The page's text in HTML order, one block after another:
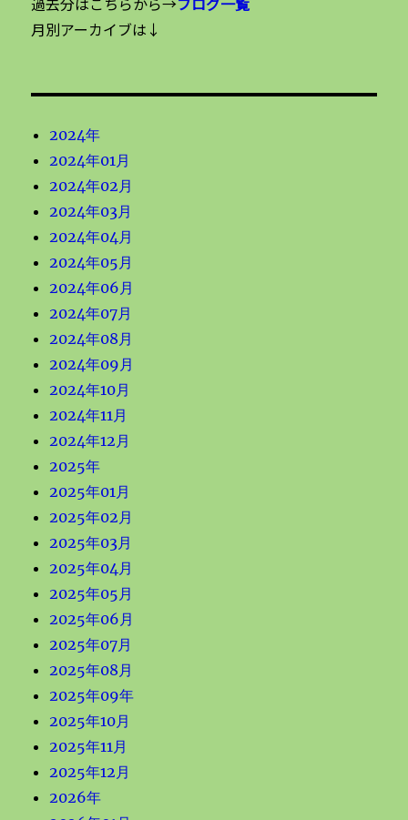
月別アーカイブは↓
2024年
2024年01月
2024年02月
2024年03月
2024年04月
2024年05月
2024年06月
2024年07月
2024年08月
2024年09月
2024年10月
2024年11月
2024年12月
2025年
2025年01月
2025年02月
2025年03月
2025年04月
2025年05月
2025年06月
2025年07月
2025年08月
2025年09年
2025年10月
2025年11月
2025年12月
2026年